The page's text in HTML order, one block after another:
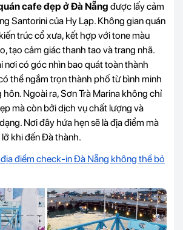
cafe đẹp ở Đà Nẵng được lấy cảm
Santorini của Hy Lạp. Không gian quán
trúc cổ xưa, kết hợp với tone màu
tạo cảm giác thanh tao và trang nhã.
nơi có góc nhìn bao quát toàn thành
thể ngắm trọn thành phố từ bình minh
Ngoài ra, Sơn Trà Marina không chỉ
mà còn bởi dịch vụ chất lượng và
Nơi đây hứa hẹn sẽ là địa điểm mà
khi đến Đà thành.
điểm check-in Đà Nẵng không thể bỏ